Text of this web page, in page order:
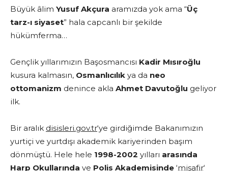
Büyük âlim Yusuf Akçura aramızda yok ama “Üç
tarz-ı siyaset” hala capcanlı bir şekilde
hükümferma…
Gençlik yıllarımızın Başosmancısı Kadir Mısıroğlu
kusura kalmasın, Osmanlıcılık ya da neo
ottomanizm denince akla Ahmet Davutoğlu geliyor
ilk.
Bir aralık disisleri.gov.tr‘ye girdiğimde Bakanımızın
yurtiçi ve yurtdışı akademik kariyerinden başım
dönmüştü. Hele hele 1998-2002 yılları arasında
Harp Okullarında ve Polis Akademisinde ‘misafir‘